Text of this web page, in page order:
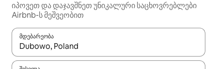
იპოვეთ და დაჯავშნეთ უნიკალური საცხოვრებლები
Airbnb-ს მეშვეობით
მდებარეობა
როცა შედეგები ხელმისაწვდომი გახდება, ნავიგაციისთვის